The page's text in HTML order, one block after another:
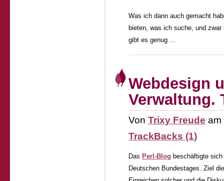
Was ich dann auch gemacht
bieten, was ich suche, und
gibt es genug ...
Webdesign
Verwaltung.
Von Trixy Freude am
TrackBacks (1)
Das Perl-Blog beschäftigte
Deutschen Bundestages. Ziel